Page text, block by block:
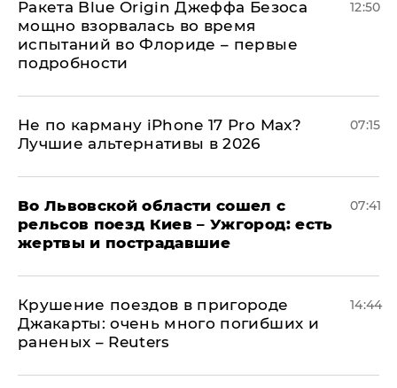
Ракета Blue Origin Джеффа Безоса
мощно взорвалась во время
испытаний во Флориде – первые
подробности
12:50
Не по карману iPhone 17 Pro Max?
Лучшие альтернативы в 2026
07:15
Во Львовской области сошел с
рельсов поезд Киев – Ужгород: есть
жертвы и пострадавшие
07:41
Крушение поездов в пригороде
Джакарты: очень много погибших и
раненых – Reuters
14:44